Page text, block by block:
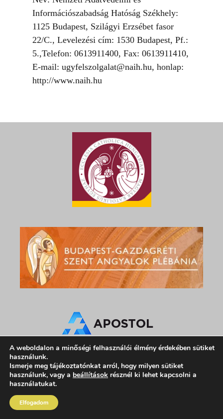
Információszabadság Hatóság Székhely:
1125 Budapest, Szilágyi Erzsébet fasor
22/C., Levelezési cím: 1530 Budapest, Pf.:
5.,Telefon: 0613911400, Fax: 0613911410,
E-mail: ugyfelszolgalat@naih.hu, honlap:
http://www.naih.hu
A weboldalon a minőségi felhasználói élmény érdekében sütiket
használunk.
Ismerje meg tájékoztatónkat arról, hogy milyen sütiket
használunk, vagy a beállítások résznél ki lehet kapcsolni a
használatukat.
Elfogadom